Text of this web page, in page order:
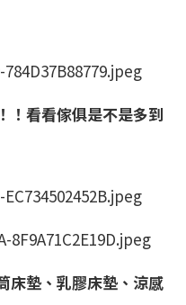
！看看傢俱是不是多到
床墊、乳膠床墊、涼感